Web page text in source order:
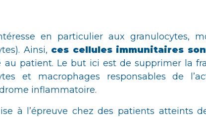
en particulier aux granulocytes,
Ainsi, ces cellules immunitaires
au patient. Le but ici est de supprimer la
et macrophages responsables de
inflammatoire.
à l’épreuve chez des patients atteints